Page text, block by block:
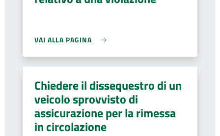
VAI ALLA PAGINA
Chiedere il dissequestro di un
veicolo sprovvisto di
assicurazione per la rimessa
in circolazione